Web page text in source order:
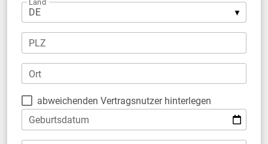
Land
PLZ
Ort
abweichenden Vertragsnutzer hinterlegen
Geburtsdatum